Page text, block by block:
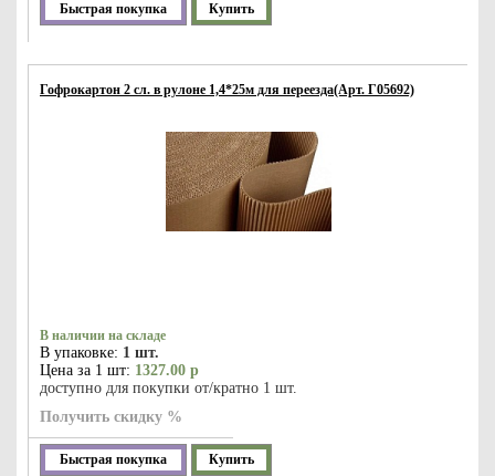
Быстрая покупка Купить
Гофрокартон 2 сл. в рулоне 1,4*25м для переезда(Арт. Г05692)
В наличии на складе
В упаковке: 1 шт.
Цена за 1 шт: 1327.00 р
доступно для покупки от/кратно 1 шт.
Получить скидку %
Быстрая покупка Купить